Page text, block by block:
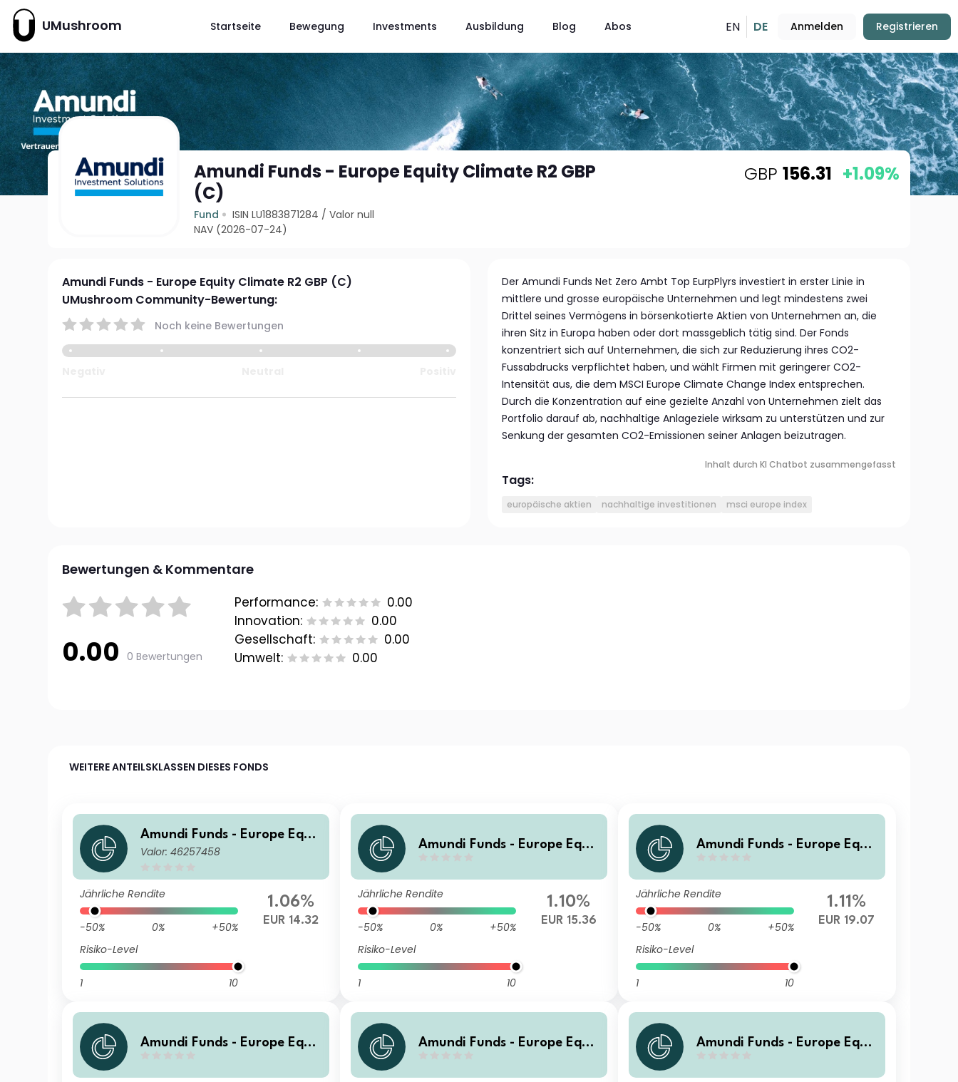
UMushroom Startseite Bewegung Investments Ausbildung Blog Abos EN DE Anmelden Registrieren
Amundi Funds - Europe Equity Climate R2 GBP
(C)
Fund ISIN LU1883871284 /Valor null
NAV (2026-07-24)
GBP 156.31 +1.09%
Amundi Funds - Europe Equity Climate R2 GBP (C)
UMushroom Community-Bewertung:
Noch keine Bewertungen
Der Amundi Funds Net Zero Ambt Top EurpPlyrs investiert in erster Linie in
mittlere und grosse europäische Unternehmen und legt mindestens zwei
Drittel seines Vermögens in börsenkotierte Aktien von Unternehmen an, die
ihren Sitz in Europa haben oder dort massgeblich tätig sind. Der Fonds
konzentriert sich auf Unternehmen, die sich zur Reduzierung ihres CO2-
Fussabdrucks verpflichtet haben, und wählt Firmen mit geringerer CO2-
Intensität aus, die dem MSCI Europe Climate Change Index entsprechen.
Durch die Konzentration auf eine gezielte Anzahl von Unternehmen zielt das
Portfolio darauf ab, nachhaltige Anlageziele wirksam zu unterstützen und zur
Senkung der gesamten CO2-Emissionen seiner Anlagen beizutragen.
Inhalt durch KI Chatbot zusammengefasst
Tags:
europäische aktien nachhaltige investitionen msci europe index
Bewertungen & Kommentare
0.00 0 Bewertungen
Performance:
0.00
Innovation:
0.00
Gesellschaft:
0.00
Umwelt:
0.00
WEITERE ANTEILSKLASSEN DIESES FONDS
Amundi Funds - Europe Equit
y Climate A EUR (C)
Valor: 46257458
Jährliche Rendite
-50% 0%
+50%
Risiko-Level
1 10
1.06%
EUR 14.32
Amundi Funds - Europe Equit
Jährliche Rendite
-50% 0%
+50%
Risiko-Level
1 10
1.10%
EUR 15.36
Amundi Funds - Europe Equit
Jährliche Rendite
-50% 0%
+50%
Risiko-Level
1 10
1.11%
EUR 19.07
Amundi Funds - Europe Equit
Amundi Funds - Europe Equit
Amundi Funds - Europe Equit